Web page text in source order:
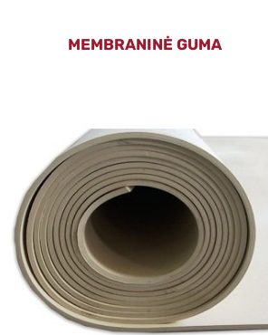
MEMBRANINĖ GUMA